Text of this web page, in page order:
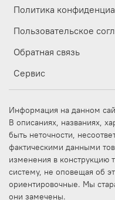
Политика
Пользовательское
Обратная связь
Сервис
Информация на данном
В описаниях, названиях,
быть неточности,
фактическими данными
изменения в конструкцию
систему, не оповещая об
ориентировочные. Мы
они замечены.